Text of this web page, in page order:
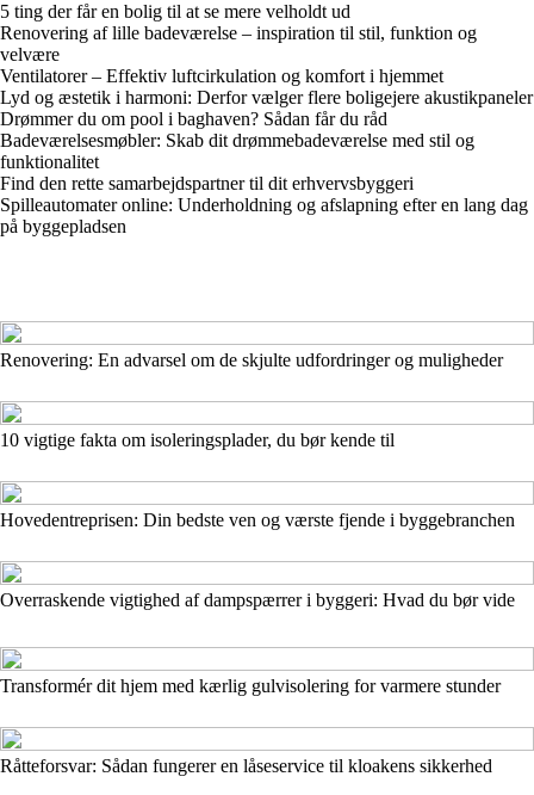
5 ting der får en bolig til at se mere velholdt ud
Renovering af lille badeværelse – inspiration til stil, funktion og
velvære
Ventilatorer – Effektiv luftcirkulation og komfort i hjemmet
Lyd og æstetik i harmoni: Derfor vælger flere boligejere akustikpaneler
Drømmer du om pool i baghaven? Sådan får du råd
Badeværelsesmøbler: Skab dit drømmebadeværelse med stil og
funktionalitet
Find den rette samarbejdspartner til dit erhvervsbyggeri
Spilleautomater online: Underholdning og afslapning efter en lang dag
på byggepladsen
Renovering: En advarsel om de skjulte udfordringer og muligheder
10 vigtige fakta om isoleringsplader, du bør kende til
Hovedentreprisen: Din bedste ven og værste fjende i byggebranchen
Overraskende vigtighed af dampspærrer i byggeri: Hvad du bør vide
Transformér dit hjem med kærlig gulvisolering for varmere stunder
Råtteforsvar: Sådan fungerer en låseservice til kloakens sikkerhed